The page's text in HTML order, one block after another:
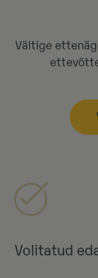
Vältige
Volitatud